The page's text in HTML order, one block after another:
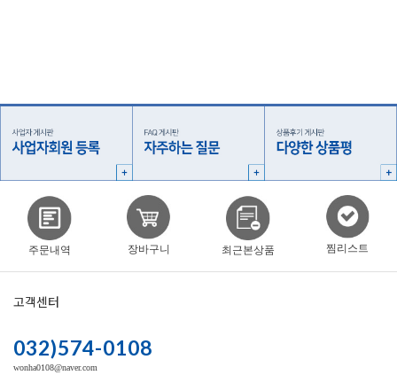
주문내역 장바구니 최근본상품 찜리스트
고객센터
032)574-0108
wonha0108@naver.com